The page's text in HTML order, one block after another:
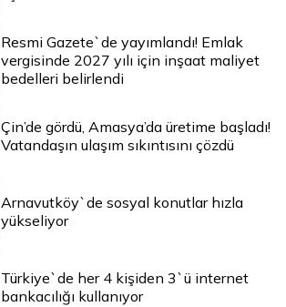
Resmi Gazete`de yayımlandı! Emlak
vergisinde 2027 yılı için inşaat maliyet
bedelleri belirlendi
Çin’de gördü, Amasya’da üretime başladı!
Vatandaşın ulaşım sıkıntısını çözdü
Arnavutköy`de sosyal konutlar hızla
yükseliyor
Türkiye`de her 4 kişiden 3`ü internet
bankacılığı kullanıyor